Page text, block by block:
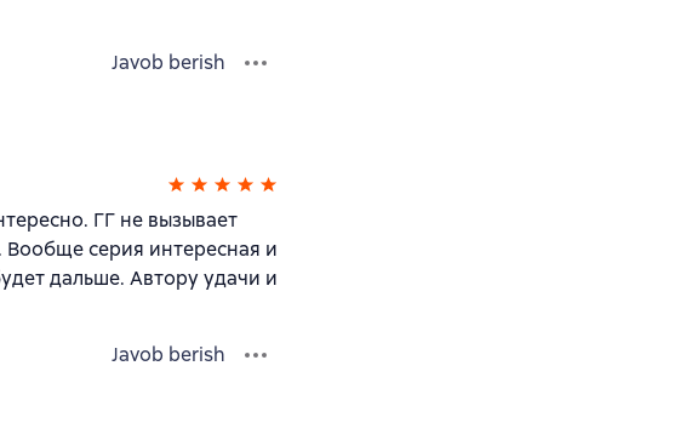
Javob berish
ГГ не вызывает
Вообще серия интересная и
дальше. Автору удачи и
Javob berish